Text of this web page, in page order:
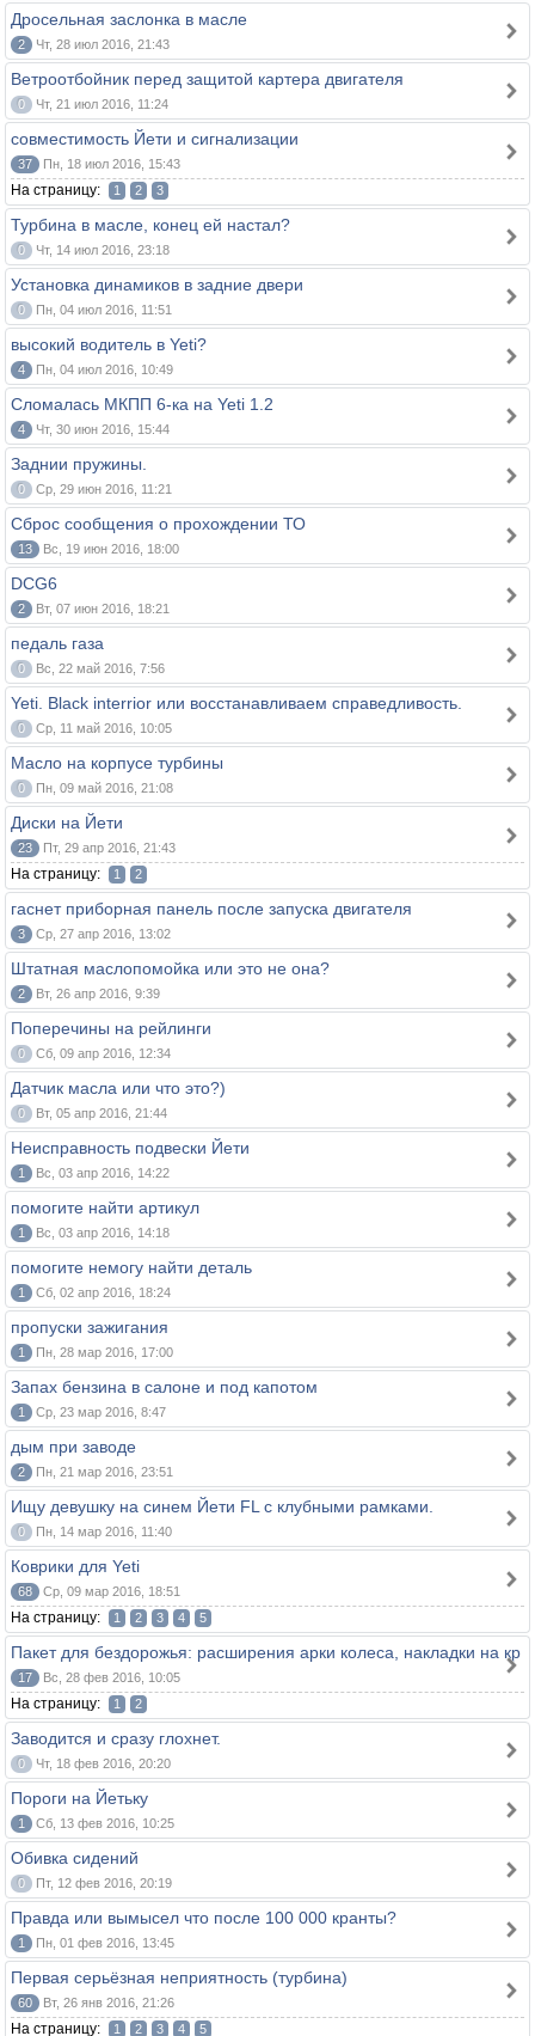
Дросельная заслонка в масле
2 Чт, 28 июл 2016, 21:43
Ветроотбойник перед защитой картера двигателя
0 Чт, 21 июл 2016, 11:24
совместимость Йети и сигнализации
37 Пн, 18 июл 2016, 15:43
На страницу: 1 2 3
Турбина в масле, конец ей настал?
0 Чт, 14 июл 2016, 23:18
Установка динамиков в задние двери
0 Пн, 04 июл 2016, 11:51
высокий водитель в Yeti?
4 Пн, 04 июл 2016, 10:49
Сломалась МКПП 6-ка на Yeti 1.2
4 Чт, 30 июн 2016, 15:44
Заднии пружины.
0 Ср, 29 июн 2016, 11:21
Сброс сообщения о прохождении ТО
13 Вс, 19 июн 2016, 18:00
DCG6
2 Вт, 07 июн 2016, 18:21
педаль газа
0 Вс, 22 май 2016, 7:56
Yeti. Black interrior или восстанавливаем справедливость.
0 Ср, 11 май 2016, 10:05
Масло на корпусе турбины
0 Пн, 09 май 2016, 21:08
Диски на Йети
23 Пт, 29 апр 2016, 21:43
На страницу: 1 2
гаснет приборная панель после запуска двигателя
3 Ср, 27 апр 2016, 13:02
Штатная маслопомойка или это не она?
2 Вт, 26 апр 2016, 9:39
Поперечины на рейлинги
0 Сб, 09 апр 2016, 12:34
Датчик масла или что это?)
0 Вт, 05 апр 2016, 21:44
Неисправность подвески Йети
1 Вс, 03 апр 2016, 14:22
помогите найти артикул
1 Вс, 03 апр 2016, 14:18
помогите немогу найти деталь
1 Сб, 02 апр 2016, 18:24
пропуски зажигания
1 Пн, 28 мар 2016, 17:00
Запах бензина в салоне и под капотом
1 Ср, 23 мар 2016, 8:47
дым при заводе
2 Пн, 21 мар 2016, 23:51
Ищу девушку на синем Йети FL с клубными рамками.
0 Пн, 14 мар 2016, 11:40
Коврики для Yeti
68 Ср, 09 мар 2016, 18:51
На страницу: 1 2 3 4 5
Пакет для бездорожья: расширения арки колеса, накладки на кр
17 Вс, 28 фев 2016, 10:05
На страницу: 1 2
Заводится и сразу глохнет.
0 Чт, 18 фев 2016, 20:20
Пороги на Йетьку
1 Сб, 13 фев 2016, 10:25
Обивка сидений
0 Пт, 12 фев 2016, 20:19
Правда или вымысел что после 100 000 кранты?
1 Пн, 01 фев 2016, 13:45
Первая серьёзная неприятность (турбина)
60 Вт, 26 янв 2016, 21:26
На страницу: 1 2 3 4 5